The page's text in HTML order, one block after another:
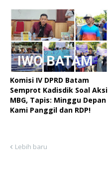
Komisi IV DPRD Batam
Semprot Kadisdik Soal Aksi
MBG, Tapis: Minggu Depan
Kami Panggil dan RDP!
Lebih baru